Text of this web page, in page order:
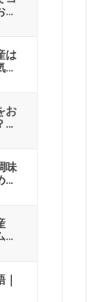
は
お
味